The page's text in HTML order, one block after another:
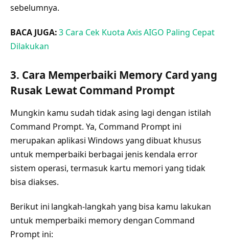
sebelumnya.
BACA JUGA:3 Cara Cek Kuota Axis AIGO Paling Cepat
Dilakukan
3. Cara Memperbaiki Memory Card yang
Rusak Lewat Command Prompt
Mungkin kamu sudah tidak asing lagi dengan istilah
Command Prompt. Ya, Command Prompt ini
merupakan aplikasi Windows yang dibuat khusus
untuk memperbaiki berbagai jenis kendala error
sistem operasi, termasuk kartu memori yang tidak
bisa diakses.
Berikut ini langkah-langkah yang bisa kamu lakukan
untuk memperbaiki memory dengan Command
Prompt ini: